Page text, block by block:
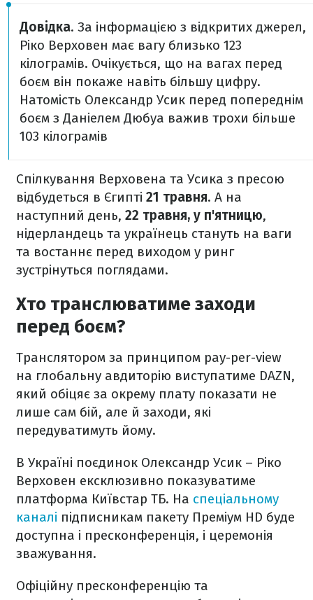
Довідка. За інформацією з відкритих джерел,
Ріко Верховен має вагу близько 123
кілограмів. Очікується, що на вагах перед
боєм він покаже навіть більшу цифру.
Натомість Олександр Усик перед попереднім
боєм з Даніелем Дюбуа важив трохи більше
103 кілограмів
Спілкування Верховена та Усика з пресою
відбудеться в Єгипті 21 травня. А на
наступний день, 22 травня, у п'ятницю,
нідерландець та українець стануть на ваги
та востаннє перед виходом у ринг
зустрінуться поглядами.
Хто транслюватиме заходи
перед боєм?
Транслятором за принципом pay-per-view
на глобальну авдиторію виступатиме DAZN,
який обіцяє за окрему плату показати не
лише сам бій, але й заходи, які
передуватимуть йому.
В Україні поєдинок Олександр Усик – Ріко
Верховен ексклюзивно показуватиме
платформа Київстар ТБ. На спеціальному
каналі підписникам пакету Преміум HD буде
доступна і пресконференція, і церемонія
зважування.
Офіційну пресконференцію та